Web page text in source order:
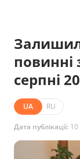
повинні
серпні
UA RU
Дата публікації: